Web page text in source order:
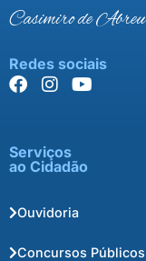
Casimiro de Abreu
Redes sociais
Serviços
ao Cidadão
Ouvidoria
Concursos Públicos